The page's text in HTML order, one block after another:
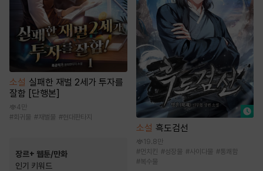
소설 실패한 재벌 2세가 투자를
잘함 [단행본]
4만
#회귀물 # 재벌물 #현대판타지
장르+ 웹툰/만화
인기 키워드
소설 흑도검선
19.8만
#먼치킨 #성장물 #사이다물 #통쾌함
#복수물